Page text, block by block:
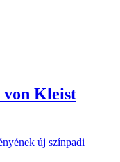
Kleist
új színpadi